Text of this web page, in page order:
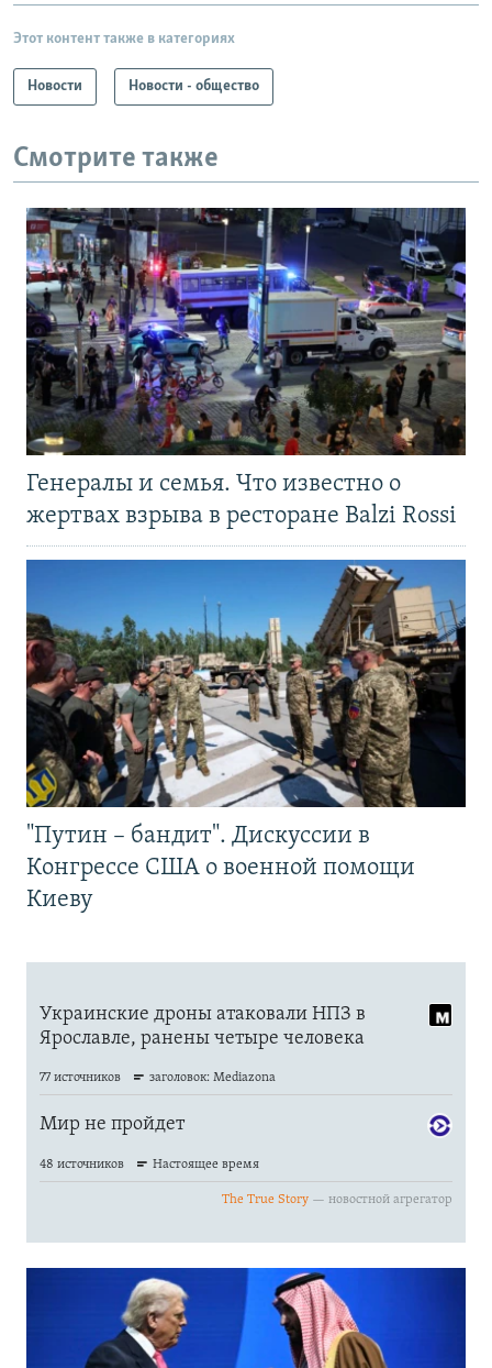
Этот контент также в категориях
Новости Новости - общество
Смотрите также
Генералы и семья. Что известно о
жертвах взрыва в ресторане Balzi Rossi
"Путин – бандит". Дискуссии в
Конгрессе США о военной помощи
Киеву